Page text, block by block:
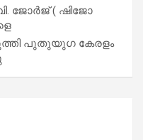
ജോ​ർ​ജ് ( ഷിജോ
പുതുയുഗ കേരളം